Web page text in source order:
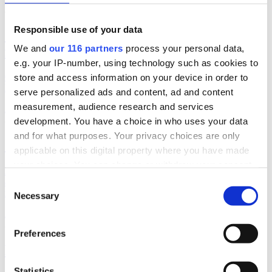
Responsible use of your data
We and our 116 partners process your personal data,
e.g. your IP-number, using technology such as cookies to
store and access information on your device in order to
serve personalized ads and content, ad and content
measurement, audience research and services
development. You have a choice in who uses your data
and for what purposes. Your privacy choices are only
applicable on this digital property where you have made
the Privacy trigger icon.
Find out more about how your personal data is processed
and set your preferences in the
We use cookies to personalise content and ads, to
Selection
Necessary
Preferences
Geelmuyden Kiese ökar – men vänder till
förlust
Geelmuyden Kiese fusionerade under 2025 in förvärven Wikberg &
Frisk och Hoc och ökade intäkterna men vände till en förlust.
Affärerpr
2026-08-04, 07:22
Svagt upp för Åkestam Holst
En av Sveriges största reklambyråer åstadkom en avsevärd ökning
räkenskapsåret 2025.